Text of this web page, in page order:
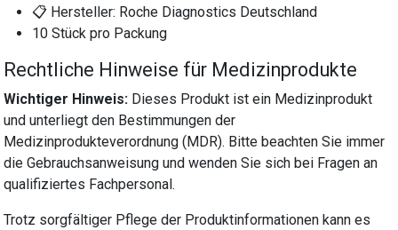
📋 Hersteller: Roche Diagnostics Deutschland
10 Stück pro Packung
Rechtliche Hinweise für Medizinprodukte
Wichtiger Hinweis: Dieses Produkt ist ein Medizinprodukt
und unterliegt den Bestimmungen der
Medizinprodukteverordnung (MDR). Bitte beachten Sie immer
die Gebrauchsanweisung und wenden Sie sich bei Fragen an
qualifiziertes Fachpersonal.
Trotz sorgfältiger Pflege der Produktinformationen kann es